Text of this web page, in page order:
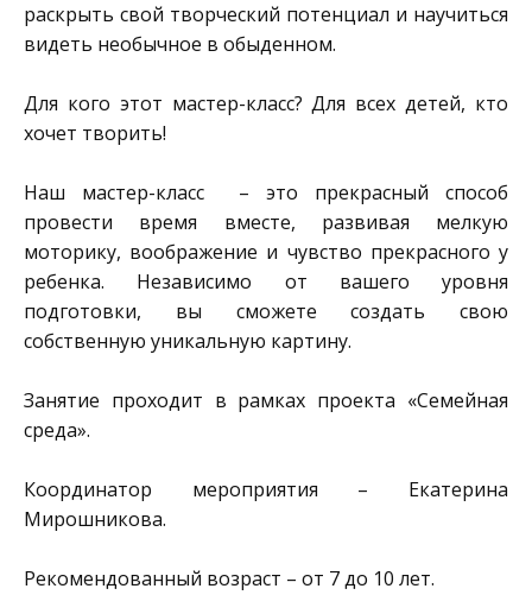
раскрыть свой творческий потенциал и научиться
видеть необычное в обыденном.
Для кого этот мастер-класс? Для всех детей, кто
хочет творить!
Наш мастер-класс – это прекрасный способ
провести время вместе, развивая мелкую
моторику, воображение и чувство прекрасного у
ребенка. Независимо от вашего уровня
подготовки, вы сможете создать свою
собственную уникальную картину.
Занятие проходит в рамках проекта «Семейная
среда».
Координатор мероприятия – Екатерина
Мирошникова.
Рекомендованный возраст – от 7 до 10 лет.